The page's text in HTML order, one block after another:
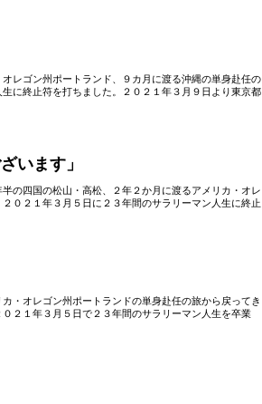
レゴン州ポートランド、９カ月に渡る沖縄の単身赴任の
に終止符を打ちました。２０２１年３月９日より東京都
います」
の四国の松山・高松、２年２か月に渡るアメリカ・オレ
０２１年３月５日に２３年間のサラリーマン人生に終止
・オレゴン州ポートランドの単身赴任の旅から戻ってき
２１年３月５日で２３年間のサラリーマン人生を卒業